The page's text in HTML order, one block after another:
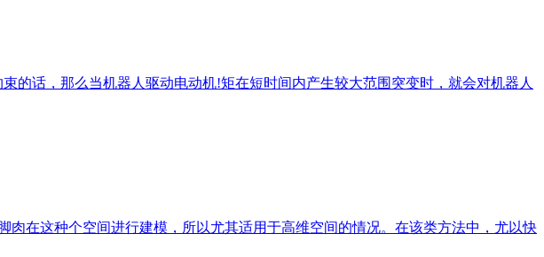
的话，那么当机器人驱动电动机!矩在短时间内产生较大范围突变时，就会对机器人
在这种个空间进行建模，所以尤其适用于高维空间的情况。在该类方法中，尤以快